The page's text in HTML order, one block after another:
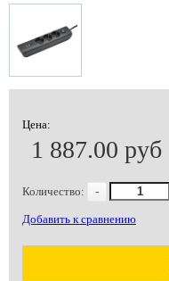
Цена:
1 887.00 руб
Количество: -
Добавить к сравнению